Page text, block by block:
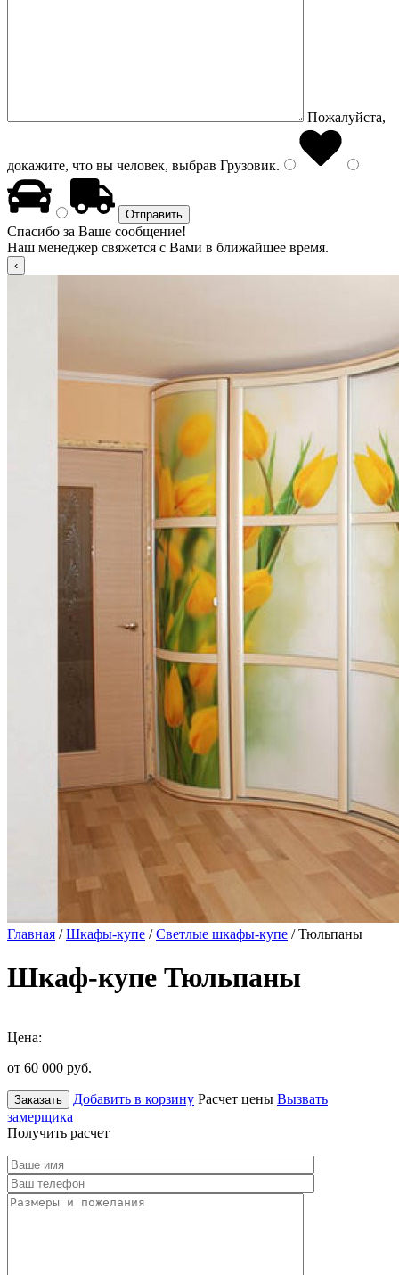
Пожалуйста,
докажите, что вы человек, выбрав Грузовик.
Спасибо за Ваше сообщение!
Наш менеджер свяжется с Вами в ближайшее время.
Главная /Шкафы-купе /Светлые шкафы-купе / Тюльпаны
Шкаф-купе Тюльпаны
Цена:
от 60 000 руб.
Заказать Добавить в корзину Расчет цены Вызвать
замерщика
Получить расчет